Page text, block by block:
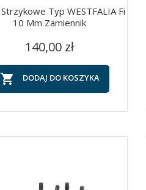
Szybki podgląd
Typ WESTFALIA Fi
10 Mm Zamiennik
Cena
140,00 zł
 DODAJ DO KOSZYKA